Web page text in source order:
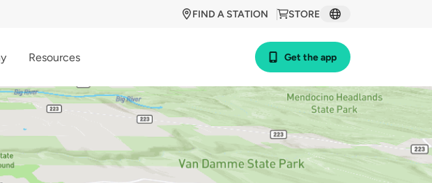
STORE
FIND A STATION
Resources Get the app